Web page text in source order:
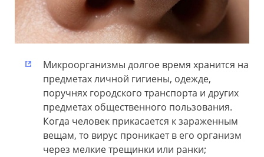
Микроорганизмы долгое время хранится на
предметах личной гигиены, одежде,
поручнях городского транспорта и других
предметах общественного пользования.
Когда человек прикасается к зараженным
вещам, то вирус проникает в его организм
через мелкие трещинки или ранки;